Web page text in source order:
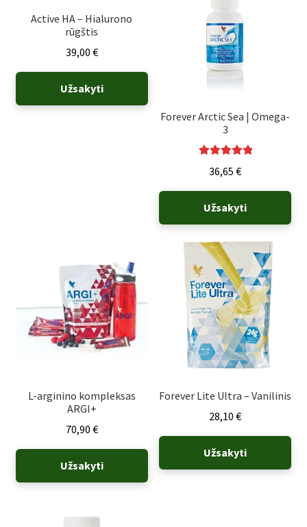
Active HA – Hialurono
rūgštis
39,00 €
Užsakyti
Forever Arctic Sea | Omega-
3
5.00
36,65€
Užsakyti
L-arginino kompleksas
ARGI+
70,90 €
Užsakyti
Forever Lite Ultra – Vanilinis
28,10€
Užsakyti